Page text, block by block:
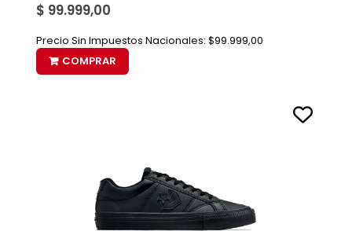
$ 99.999,00
Precio Sin Impuestos Nacionales: $99.999,00
COMPRAR